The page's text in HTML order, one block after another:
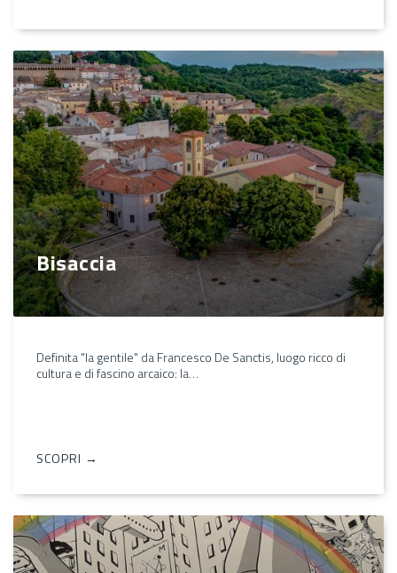
Bisaccia
Definita "la gentile" da Francesco De Sanctis, luogo ricco di
cultura e di fascino arcaico: la…
SCOPRI →